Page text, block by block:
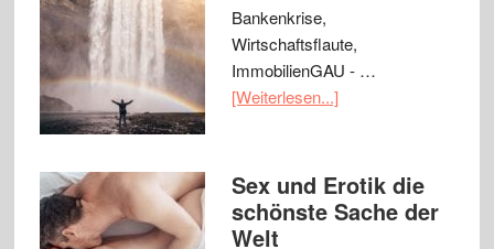
Bankenkrise,
Wirtschaftsflaute,
ImmobilienGAU - …
[Weiterlesen...]
Sex und Erotik die
schönste Sache der
Welt